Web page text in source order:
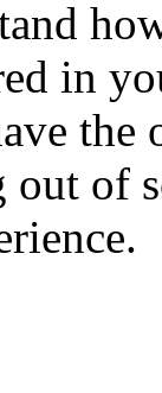
in
of